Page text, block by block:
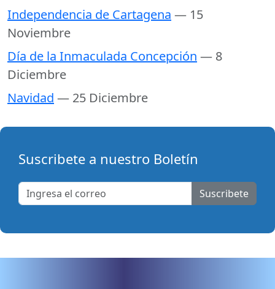
Independencia de Cartagena — 15
Noviembre
Día de la Inmaculada Concepción — 8
Diciembre
Navidad — 25 Diciembre
Suscribete a nuestro Boletín
Suscribete